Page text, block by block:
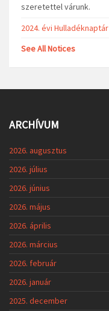
szeretettel várunk.
2024. évi Hulladéknaptár
See All Notices
ARCHÍVUM
2026. augusztus
2026. július
2026. június
2026. május
2026. április
2026. március
2026. február
2026. január
2025. december